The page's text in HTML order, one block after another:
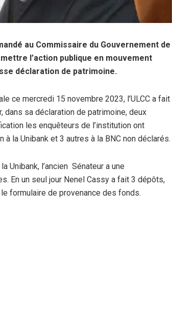
au Commissaire du Gouvernement de
l’action publique en mouvement
déclaration de patrimoine.
ce mercredi 15 novembre 2023, l’ULCC a fait
dans sa déclaration de patrimoine, deux
les enquêteurs de l’institution ont
la Unibank et 3 autres à la BNC non déclarés.
Unibank, l’ancien Sénateur a une
En un seul jour Nenel Cassy a fait 3 dépôts,
formulaire de provenance des fonds.